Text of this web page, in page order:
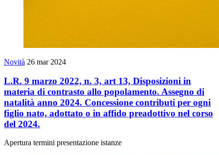
Novità 26 mar 2024
L.R. 9 marzo 2022, n. 3, art 13, Disposizioni in
materia di contrasto allo popolamento. Assegno di
natalità anno 2024. Concessione contributi per ogni
figlio nato, adottato o in affido preadottivo nel corso
del 2024.
Apertura termini presentazione istanze